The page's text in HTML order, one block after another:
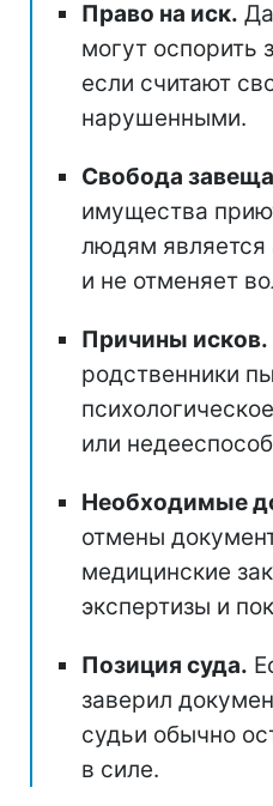
Право на иск.
могут оспорить
если считают
нарушенными.
Свобода
имущества
людям является
и не отменяет
Причины исков.
родственники
или
Необходимые
отмены
медицинские
экспертизы и
Позиция суда.
заверил
судьи обычно
в силе.